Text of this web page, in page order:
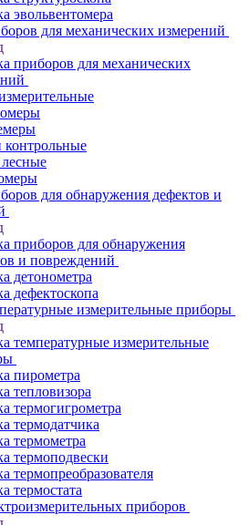
эвольвентомера
для механических измерений
приборов для механических
контрольные
для обнаружения дефектов и
приборов для обнаружения
и повреждений
детонометра
дефектоскопа
измерительные приборы
температурные измерительные
пирометра
тепловизора
термогигрометра
термодатчика
термометра
термоподвески
термопреобразователя
термостата
приборов